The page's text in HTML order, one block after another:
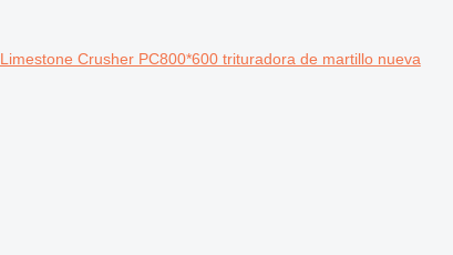
Limestone Crusher PC800*600 trituradora de martillo nueva